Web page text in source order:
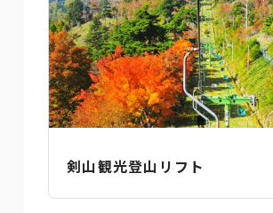
剣山観光登山リフト